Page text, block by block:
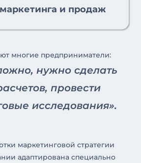
и продаж
многие предприниматели:
нужно сделать
провести
исследования».
маркетинговой стратегии
адаптирована специально